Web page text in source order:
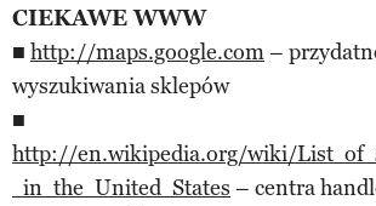
CIEKAWE WWW
■ http://maps.google.com–
wyszukiwania sklepów
■
http://en.wikipedia.org/wiki/
_in_the_United_States – centra